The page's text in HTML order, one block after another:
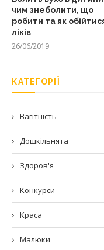
чим знеболити, що
робити та як
ліків
26/06/2019
КАТЕГОРІЇ
Вагітність
Дошкільнята
Здоров'я
Конкурси
Краса
Малюки